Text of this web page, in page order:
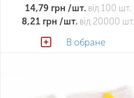
14,79 грн /шт. від 100 шт.
8,21 грн /шт. від 20000 шт.
В обране